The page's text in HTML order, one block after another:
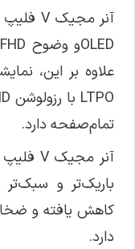
تمام‌صفحه دارد.
دارد.